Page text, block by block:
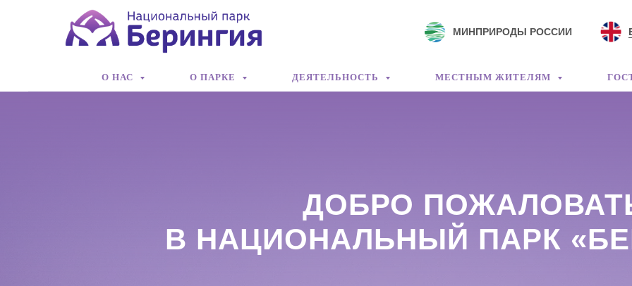
МИНПРИРОДЫ РОССИИ
О НАС О ПАРКЕ ДЕЯТЕЛЬНОСТЬ МЕСТНЫМ ЖИТЕЛЯМ
ДОБРО
В НАЦИОНАЛЬНЫЙ ПАРК